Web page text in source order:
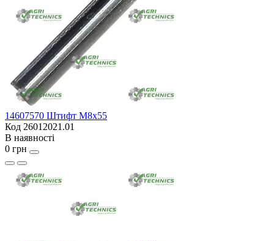
14607570 Штифт M8x55
Код 26012021.01
В наявності
0 грн